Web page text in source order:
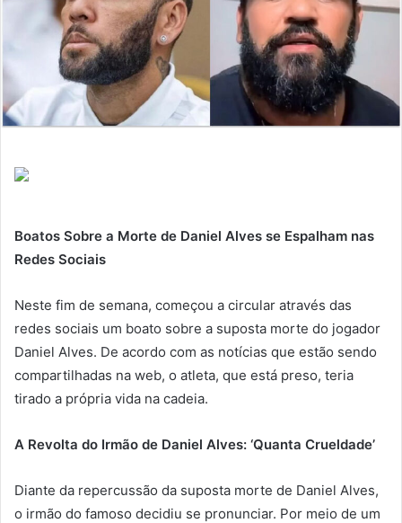
Boatos Sobre a Morte de Daniel Alves se Espalham nas
Redes Sociais
Neste fim de semana, começou a circular através das
redes sociais um boato sobre a suposta morte do jogador
Daniel Alves. De acordo com as notícias que estão sendo
compartilhadas na web, o atleta, que está preso, teria
tirado a própria vida na cadeia.
A Revolta do Irmão de Daniel Alves: ‘Quanta Crueldade’
Diante da repercussão da suposta morte de Daniel Alves,
o irmão do famoso decidiu se pronunciar. Por meio de um